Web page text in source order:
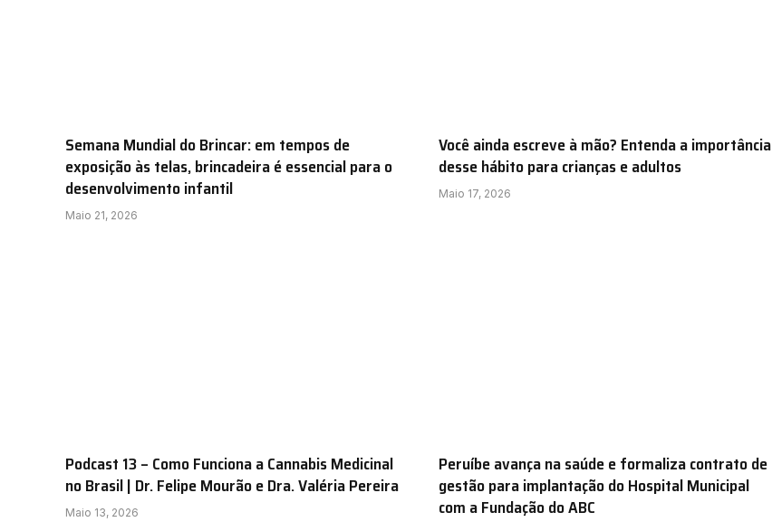
Semana Mundial do Brincar: em tempos de
exposição às telas, brincadeira é essencial para o
desenvolvimento infantil
Maio 21, 2026
Você ainda escreve à mão? Entenda a importância
desse hábito para crianças e adultos
Maio 17, 2026
Podcast 13 – Como Funciona a Cannabis Medicinal
no Brasil | Dr. Felipe Mourão e Dra. Valéria Pereira
Maio 13, 2026
Peruíbe avança na saúde e formaliza contrato de
gestão para implantação do Hospital Municipal
com a Fundação do ABC